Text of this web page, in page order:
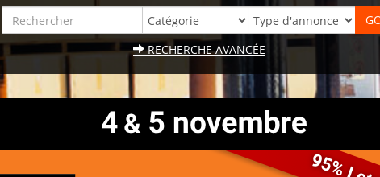
RECHERCHE AVANCÉE